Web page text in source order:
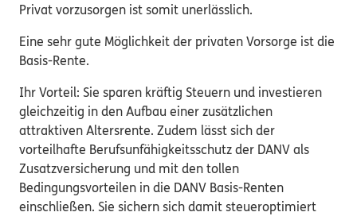
Privat vorzusorgen ist somit unerlässlich.
Eine sehr gute Möglichkeit der privaten Vorsorge ist die
Basis-Rente.
Ihr Vorteil: Sie sparen kräftig Steuern und investieren
gleichzeitig in den Aufbau einer zusätzlichen
attraktiven Altersrente. Zudem lässt sich der
vorteilhafte Berufsunfähigkeitsschutz der DANV als
Zusatzversicherung und mit den tollen
Bedingungsvorteilen in die DANV Basis-Renten
einschließen. Sie sichern sich damit steueroptimiert